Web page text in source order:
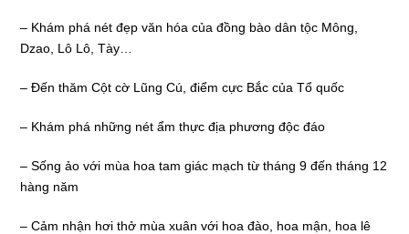
– Khám phá nét đẹp văn hóa của đồng bào dân tộc Mông,
Dzao, Lô Lô, Tày…
– Đến thăm Cột cờ Lũng Cú, điểm cực Bắc của Tổ quốc
– Khám phá những nét ẩm thực địa phương độc đáo
– Sống ảo với mùa hoa tam giác mạch từ tháng 9 đến tháng 12
hàng năm
– Cảm nhận hơi thở mùa xuân với hoa đào, hoa mận, hoa lê